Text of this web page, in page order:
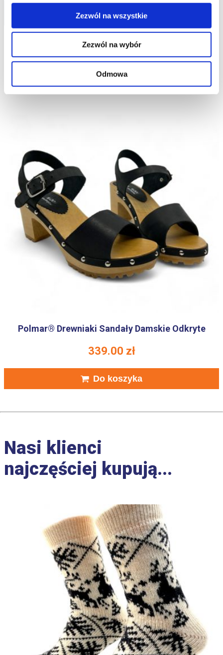
Zezwól na wszystkie
Zezwól na wybór
Odmowa
Udostępnij
Zobacz produkty
o innych parametrach
Polmar® Drewniaki Sandały Damskie Odkryte
339.00 zł
Do koszyka
Nasi klienci
najczęściej kupują...